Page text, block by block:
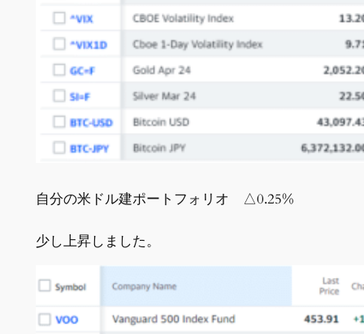
自分の米ドル建ポートフォリオ △0.25%
少し上昇しました。